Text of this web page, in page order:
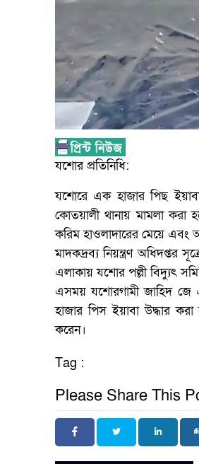
যশোর প্রতিনিধি:
যশোরে এক হাজার পিছ
কোতয়ালী থানায় মামলা
করিম হাওলাদারের মেয়ে এবং
মাদকদ্রব্য নিয়ন্ত্রণ অধিদপ্তর
এলাকায় যশোর পল্লী বিদ্যুৎ
এসময় যশোরগামী জাহিদ জে
হাজার পিস ইয়াবা উদ্ধার
করেন।
Tag :
Please Share This